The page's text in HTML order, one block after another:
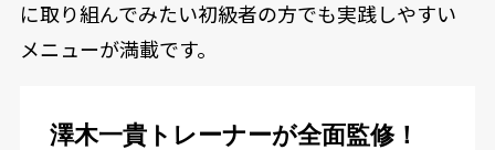
に取り組んでみたい初級者の方でも実践しやすい
メニューが満載です。
澤木一貴トレーナーが全面監修！